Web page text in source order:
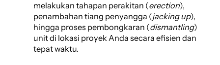
melakukan tahapan perakitan (erection),
penambahan tiang penyangga (jacking up),
hingga proses pembongkaran (dismantling)
unit di lokasi proyek Anda secara efisien dan
tepat waktu.